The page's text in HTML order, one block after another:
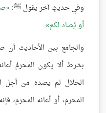
وفي حديثٍ آخر يقول ﷺ:
أو يُصاد لكم .
والجامع بين الأحاديث
بشرط ألا يكون المحرمُ
الحلال لم يصده من أجل
المحرم، أو أعانه المحرم،